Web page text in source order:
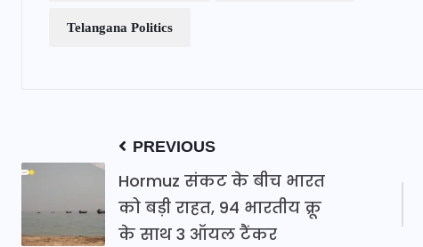
Telangana Politics
PREVIOUS
Hormuz संकट के बीच भारत
को बड़ी राहत, 94 भारतीय क्रू
के साथ 3 ऑयल टैंकर